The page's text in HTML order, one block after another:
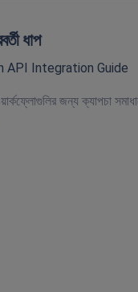
ধাপ
API Integration Guide
ওয়ার্কফ্লোগুলির জন্য ক্যাপচা